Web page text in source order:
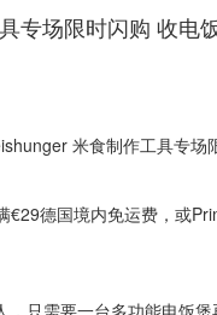
专场限时闪购 收电
米食制作工具专
德国境内免运费，或
，只需要一台多功能电饭